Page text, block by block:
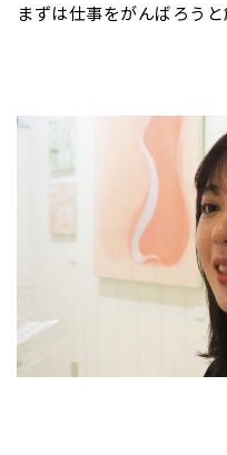
まずは仕事をがんばろう